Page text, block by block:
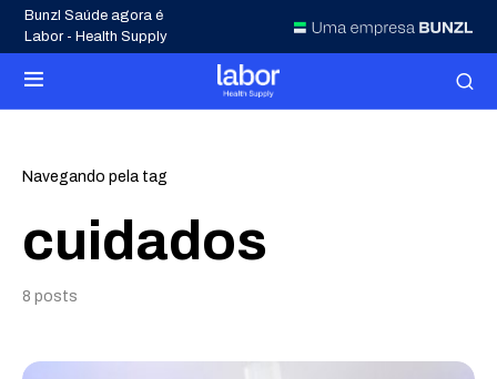
Bunzl Saúde agora é
Labor - Health Supply
Navegando pela tag
cuidados
8 posts